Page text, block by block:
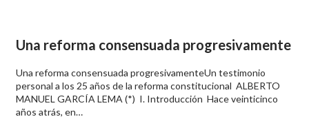
Una reforma consensuada progresivamente
Una reforma consensuada progresivamenteUn testimonio
personal a los 25 años de la reforma constitucional ALBERTO
MANUEL GARCÍA LEMA (*) I. Introducción Hace veinticinco
años atrás, en…